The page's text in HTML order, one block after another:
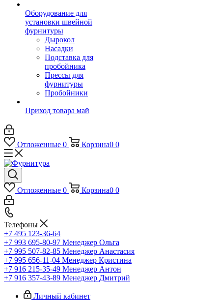
Оборудование для
установки швейной
фурнитуры
Дырокол
Насадки
Подставка для
пробойника
Прессы для
фурнитуры
Пробойники
Приход товара май
Отложенные 0 Корзина0 0
Отложенные 0 Корзина0 0
Телефоны
+7 495 123-36-64
+7 993 695-80-97 Менеджер Ольга
+7 995 507-82-85 Менеджер Анастасия
+7 995 656-11-04 Менеджер Кристина
+7 916 215-35-49 Менеджер Антон
+7 916 357-43-89 Менеджер Дмитрий
Личный кабинет